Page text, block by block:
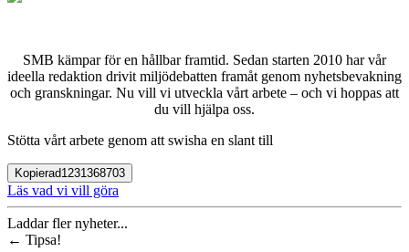
SMB kämpar för en hållbar framtid. Sedan starten 2010 har vår
ideella redaktion drivit miljödebatten framåt genom nyhetsbevakning
och granskningar. Nu vill vi utveckla vårt arbete – och vi hoppas att
du vill hjälpa oss.
Stötta vårt arbete genom att swisha en slant till
Kopierad1231368703
Läs vad vi vill göra
Laddar fler nyheter...
← Tipsa!